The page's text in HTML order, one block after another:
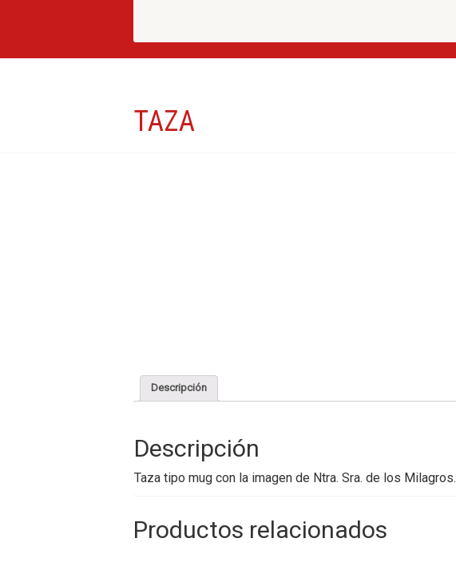
TAZA
Descripción
Descripción
Taza tipo mug con la imagen de Ntra. Sra. de los Milagros.
Productos relacionados